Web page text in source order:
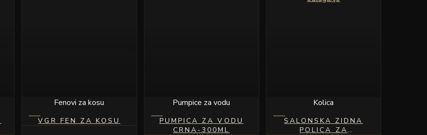
Fenovi za kosu
VGR FEN ZA KOSU
Pumpice za vodu
PUMPICA ZA VODU
CRNA-300ML
Kolica
SALONSKA ZIDNA
POLICA ZA